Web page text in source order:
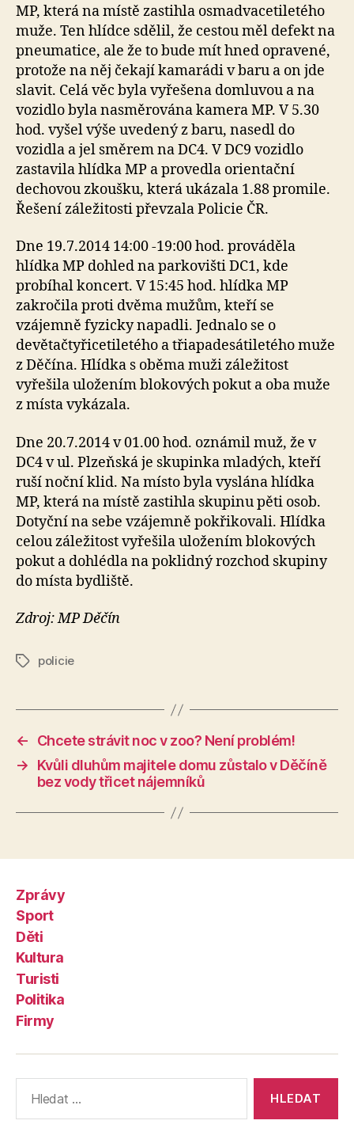
MP, která na místě zastihla osmadvacetiletého
muže. Ten hlídce sdělil, že cestou měl defekt na
pneumatice, ale že to bude mít hned opravené,
protože na něj čekají kamarádi v baru a on jde
slavit. Celá věc byla vyřešena domluvou a na
vozidlo byla nasměrována kamera MP. V 5.30
hod. vyšel výše uvedený z baru, nasedl do
vozidla a jel směrem na DC4. V DC9 vozidlo
zastavila hlídka MP a provedla orientační
dechovou zkoušku, která ukázala 1.88 promile.
Řešení záležitosti převzala Policie ČR.
Dne 19.7.2014 14:00 -19:00 hod. prováděla
hlídka MP dohled na parkovišti DC1, kde
probíhal koncert. V 15:45 hod. hlídka MP
zakročila proti dvěma mužům, kteří se
vzájemně fyzicky napadli. Jednalo se o
devětačtyřicetiletého a třiapadesátiletého muže
z Děčína. Hlídka s oběma muži záležitost
vyřešila uložením blokových pokut a oba muže
z místa vykázala.
Dne 20.7.2014 v 01.00 hod. oznámil muž, že v
DC4 v ul. Plzeňská je skupinka mladých, kteří
ruší noční klid. Na místo byla vyslána hlídka
MP, která na místě zastihla skupinu pěti osob.
Dotyční na sebe vzájemně pokřikovali. Hlídka
celou záležitost vyřešila uložením blokových
pokut a dohlédla na poklidný rozchod skupiny
do místa bydliště.
Zdroj: MP Děčín
Štítkypolicie
←
Chcete strávit noc v zoo? Není problém!
→
Kvůli dluhům majitele domu zůstalo v Děčíně
bez vody třicet nájemníků
Zprávy
Sport
Děti
Kultura
Turisti
Politika
Firmy
vyhledávání: